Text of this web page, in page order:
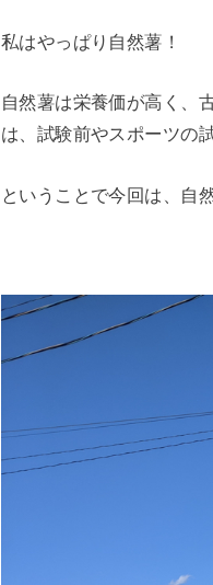
私はやっぱり自然薯！
自然薯は栄養価が高く、
は、試験前やスポーツの
ということで今回は、自